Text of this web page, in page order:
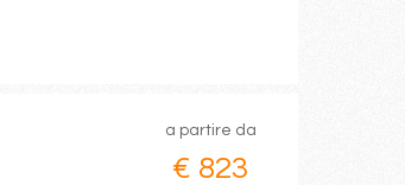
a partire da
€ 823